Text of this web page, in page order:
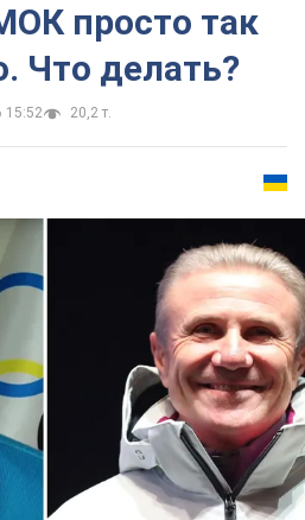
просто так
Что делать?
15:52 20,2 т.